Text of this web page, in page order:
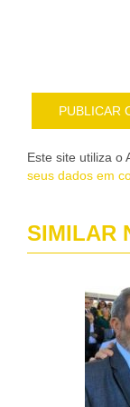
Este site utiliza o
seus dados em
SIMILAR